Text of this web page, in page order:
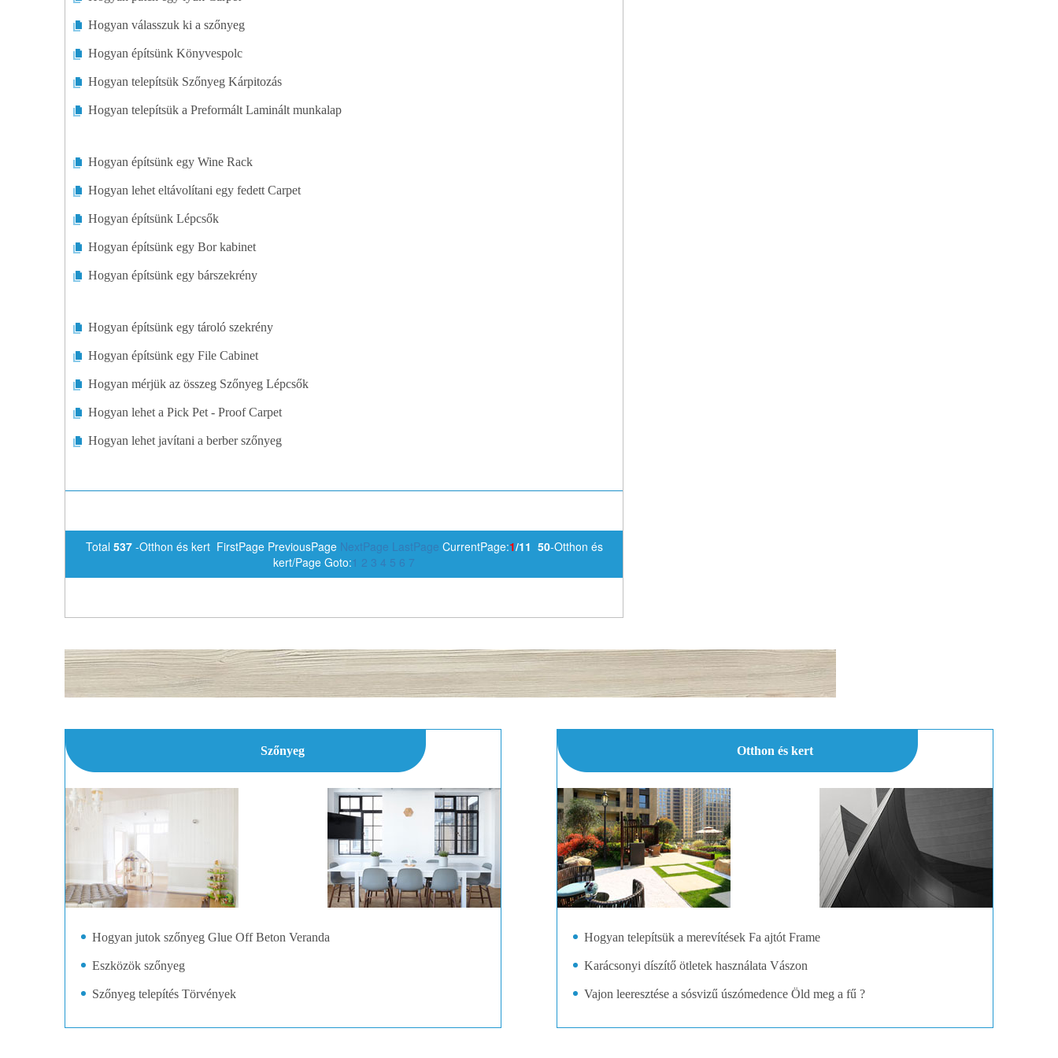
Hogyan válasszuk ki a szőnyeg
Hogyan építsünk Könyvespolc
Hogyan telepítsük Szőnyeg Kárpitozás
Hogyan telepítsük a Preformált Laminált munkalap
Hogyan építsünk egy Wine Rack
Hogyan lehet eltávolítani egy fedett Carpet
Hogyan építsünk Lépcsők
Hogyan építsünk egy Bor kabinet
Hogyan építsünk egy bárszekrény
Hogyan építsünk egy tároló szekrény
Hogyan építsünk egy File Cabinet
Hogyan mérjük az összeg Szőnyeg Lépcsők
Hogyan lehet a Pick Pet - Proof Carpet
Hogyan lehet javítani a berber szőnyeg
Total 537-Otthon és kert FirstPage PreviousPage NextPage LastPage CurrentPage:1/11 50-Otthon és
kert/Page Goto:1 2 3 4 5 6 7
Szőnyeg
Hogyan jutok szőnyeg Glue Off Beton Veranda
Eszközök szőnyeg
Szőnyeg telepítés Törvények
Otthon és kert
Hogyan telepítsük a merevítések Fa ajtót Frame
Karácsonyi díszítő ötletek használata Vászon
Vajon leeresztése a sósvizű úszómedence Öld meg a fű ?